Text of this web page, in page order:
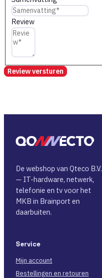
Review
Review versturen
De webshop van Qteco B.V.
— IT-hardware, netwerk,
telefonie en tv voor het
MKB in Brainport en
daarbuiten.
Service
Mijn account
Bestellingen en retouren